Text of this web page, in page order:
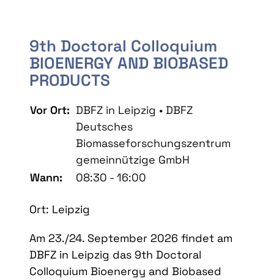
9th Doctoral Colloquium
BIOENERGY AND BIOBASED
PRODUCTS
Vor Ort: DBFZ in Leipzig • DBFZ
Deutsches
Biomasseforschungszentrum
gemeinnützige GmbH
Wann:
08:30 - 16:00
Ort: Leipzig
Am 23./24. September 2026 findet am
DBFZ in Leipzig das 9th Doctoral
Colloquium Bioenergy and Biobased